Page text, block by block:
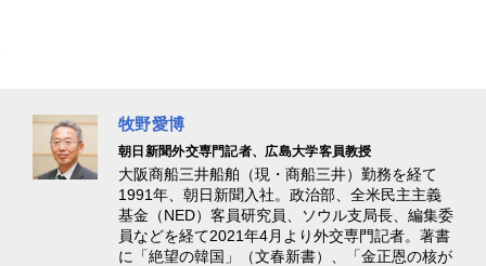
牧野愛博
朝日新聞外交専門記者、広島大学客員教授
大阪商船三井船舶（現・商船三井）勤務を経て
1991年、朝日新聞入社。政治部、全米民主主義
基金（NED）客員研究員、ソウル支局長、編集委
員などを経て2021年4月より外交専門記者。著書
に「絶望の韓国」（文春新書）、「金正恩の核が